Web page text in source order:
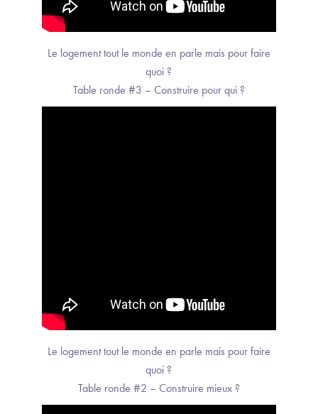
Le logement tout le monde en parle mais pour faire
quoi ?
Table ronde #3 – Construire pour qui ?
Le logement tout le monde en parle mais pour faire
quoi ?
Table ronde #2 – Construire mieux ?